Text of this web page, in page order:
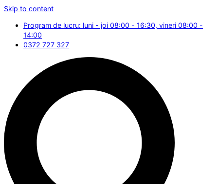
Skip to content
Program de lucru: luni - joi 08:00 - 16:30, vineri 08:00 -
14:00
0372 727 327